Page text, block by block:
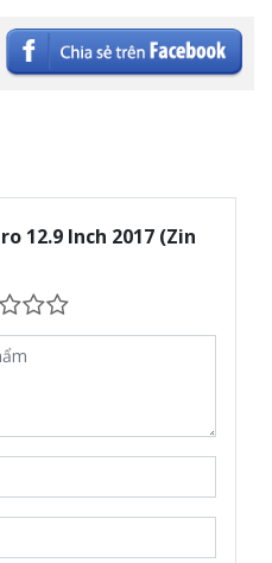
12.9 Inch 2017 (Zin